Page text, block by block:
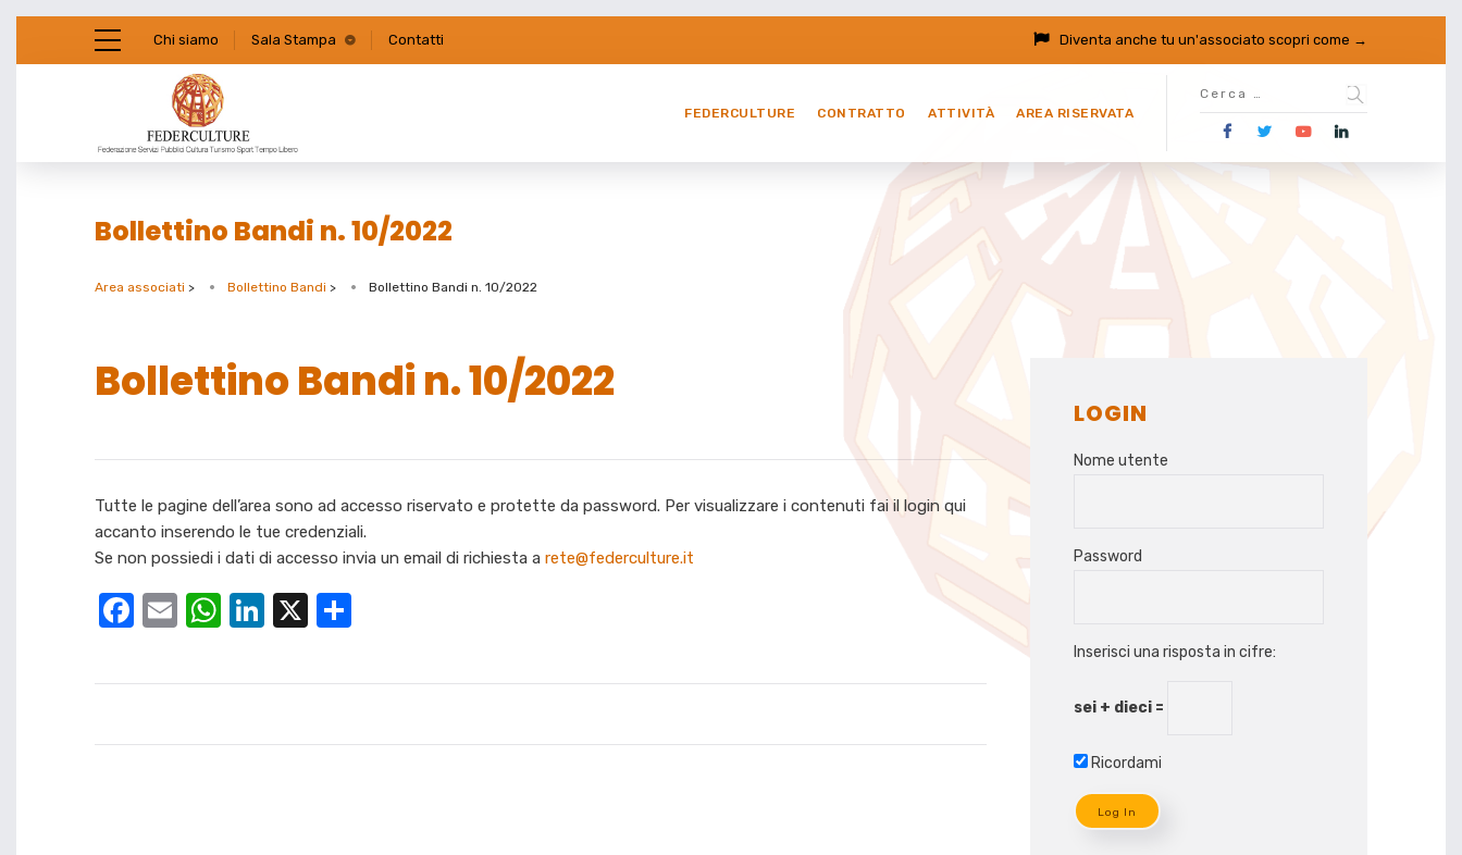
Chi siamo Sala Stampa Contatti Diventa anche tu un'associato scopri come →
FEDERCULTURE CONTRATTO ATTIVITÀ AREA RISERVATA
Bollettino Bandi n. 10/2022
Area associati > Bollettino Bandi > Bollettino Bandi n. 10/2022
Bollettino Bandi n. 10/2022
Tutte le pagine dell’area sono ad accesso riservato e protette da password. Per visualizzare i contenuti fai il login qui
accanto inserendo le tue credenziali.
Se non possiedi i dati di accesso invia un email di richiesta a rete@federculture.it
Facebook
EmailWhatsApp
LinkedIn
X
LOGIN
Nome utente
Password
Inserisci una risposta in cifre:
sei + dieci =
Ricordami